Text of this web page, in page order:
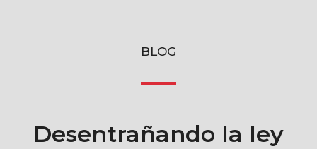
BLOG
Desentrañando la ley